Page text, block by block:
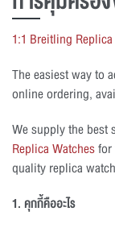
1:1 Breitling Replica
The easiest way to
online ordering,
We supply the best
Replica Watches
quality replica
1. คุกกี้คืออะไร